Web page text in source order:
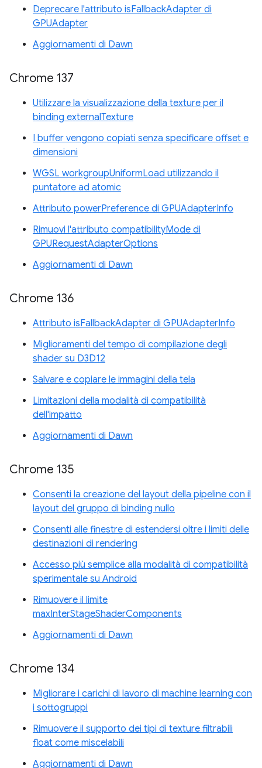
Deprecare l'attributo isFallbackAdapter di
GPUAdapter
Aggiornamenti di Dawn
Chrome 137
Utilizzare la visualizzazione della texture per il
binding externalTexture
I buffer vengono copiati senza specificare offset e
dimensioni
WGSL workgroupUniformLoad utilizzando il
puntatore ad atomic
Attributo powerPreference di GPUAdapterInfo
Rimuovi l'attributo compatibilityMode di
GPURequestAdapterOptions
Aggiornamenti di Dawn
Chrome 136
Attributo isFallbackAdapter di GPUAdapterInfo
Miglioramenti del tempo di compilazione degli
shader su D3D12
Salvare e copiare le immagini della tela
Limitazioni della modalità di compatibilità
dell'impatto
Aggiornamenti di Dawn
Chrome 135
Consenti la creazione del layout della pipeline con il
layout del gruppo di binding nullo
Consenti alle finestre di estendersi oltre i limiti delle
destinazioni di rendering
Accesso più semplice alla modalità di compatibilità
sperimentale su Android
Rimuovere il limite
maxInterStageShaderComponents
Aggiornamenti di Dawn
Chrome 134
Migliorare i carichi di lavoro di machine learning con
i sottogruppi
Rimuovere il supporto dei tipi di texture filtrabili
float come miscelabili
Aggiornamenti di Dawn